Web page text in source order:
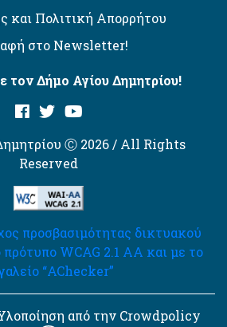
και Πολιτική Απορρήτου
στο Newsletter!
τον Δήμο Αγίου Δημητρίου!
Ⓒ 2026 / All Rights
Reserved
προσβασιμότητας δικτυακού
WCAG 2.1 AA και με το
“AChecker”
από την Crowdpolicy